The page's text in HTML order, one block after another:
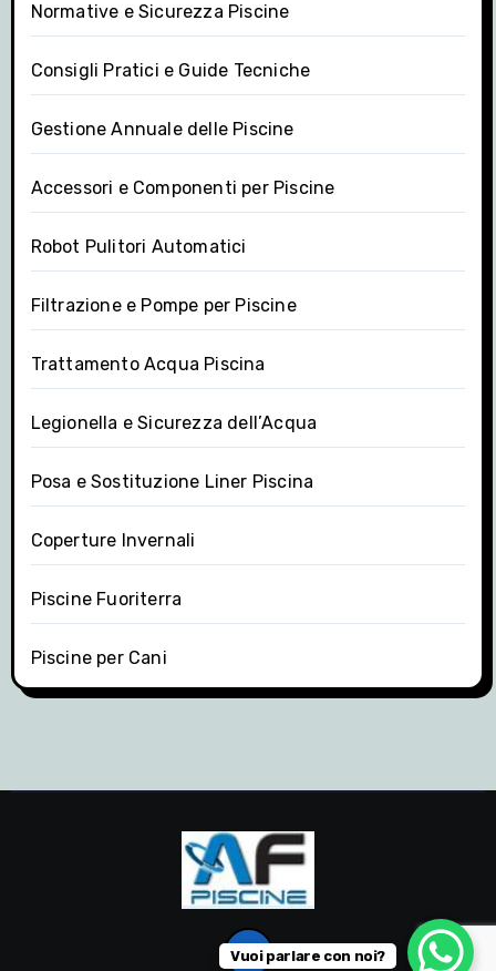
Normative e Sicurezza Piscine
Consigli Pratici e Guide Tecniche
Gestione Annuale delle Piscine
Accessori e Componenti per Piscine
Robot Pulitori Automatici
Filtrazione e Pompe per Piscine
Trattamento Acqua Piscina
Legionella e Sicurezza dell’Acqua
Posa e Sostituzione Liner Piscina
Coperture Invernali
Piscine Fuoriterra
Piscine per Cani
Vuoi parlare con noi?